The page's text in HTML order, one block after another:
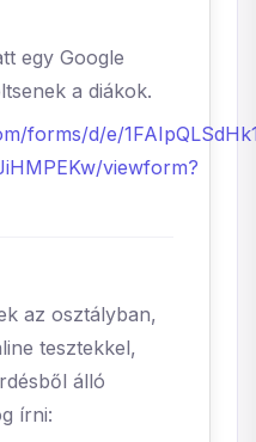
egy Google
a diákok.
forms/d/e/
viewform?
az osztályban,
tesztekkel,
álló
írni: